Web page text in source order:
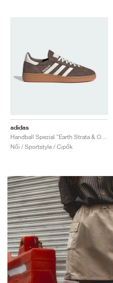
adidas
Női / Sportstyle / Cipők